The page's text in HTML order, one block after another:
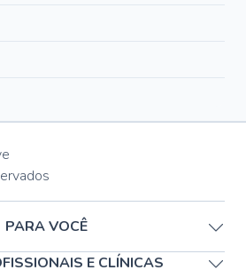
PARA VOCÊ
E CLÍNICAS